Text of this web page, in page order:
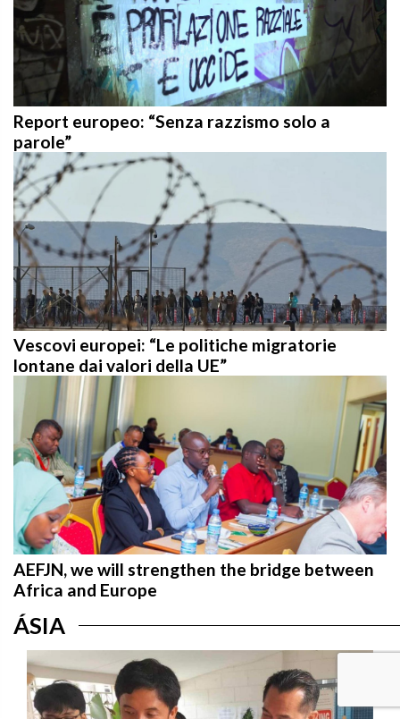
Report europeo: “Senza razzismo solo a
parole”
Vescovi europei: “Le politiche migratorie
lontane dai valori della UE”
AEFJN, we will strengthen the bridge between
Africa and Europe
ÁSIA